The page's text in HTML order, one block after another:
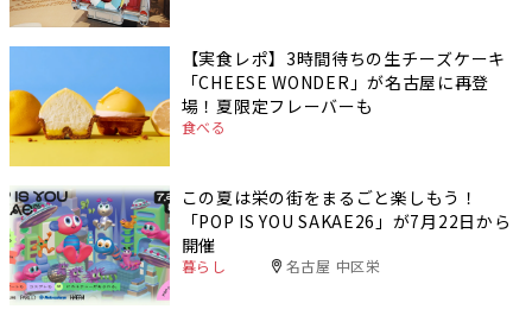
【実食レポ】3時間待ちの生チーズケーキ
「CHEESE WONDER」が名古屋に再登
場！夏限定フレーバーも
食べる
この夏は栄の街をまるごと楽しもう！
「POP IS YOU SAKAE26」が7月22日から
開催
暮らし 名古屋 中区栄